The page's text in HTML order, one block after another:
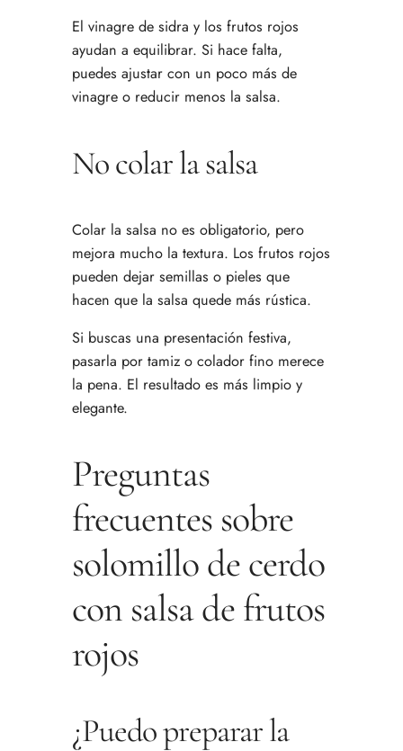
El vinagre de sidra y los frutos rojos
ayudan a equilibrar. Si hace falta,
puedes ajustar con un poco más de
vinagre o reducir menos la salsa.
No colar la salsa
Colar la salsa no es obligatorio, pero
mejora mucho la textura. Los frutos rojos
pueden dejar semillas o pieles que
hacen que la salsa quede más rústica.
Si buscas una presentación festiva,
pasarla por tamiz o colador fino merece
la pena. El resultado es más limpio y
elegante.
Preguntas
frecuentes sobre
solomillo de cerdo
con salsa de frutos
rojos
¿Puedo preparar la